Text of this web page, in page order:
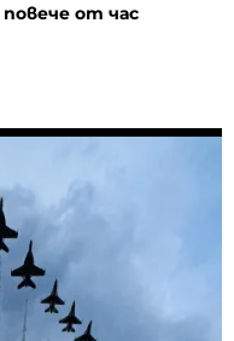
от час